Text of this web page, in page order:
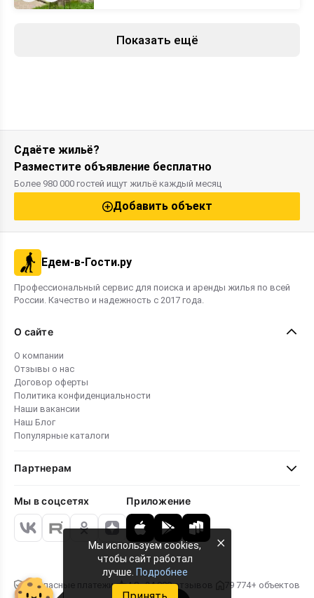
Показать ещё
Сдаёте жильё?
Разместите объявление бесплатно
Более 980 000 гостей ищут жильё каждый месяц
Добавить объект
Едем-в-Гости.ру
Профессиональный сервис для поиска и аренды жилья по всей
России. Качество и надежность с 2017 года.
О сайте
О компании
Отзывы о нас
Договор оферты
Политика конфиденциальности
Наши вакансии
Наш Блог
Популярные каталоги
Партнерам
Мы в соцсетях Приложение
Безопасные платежи 4.8 · 24 000 отзывов 79 774+ объектов
Мы используем cookies,
чтобы сайт работал
лучше. Подробнее
×